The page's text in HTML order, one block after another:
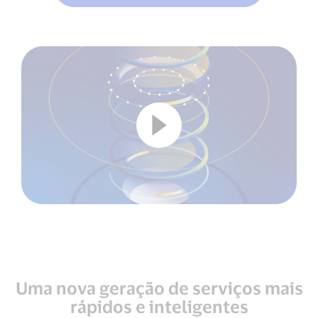
Uma nova geração de serviços mais
rápidos e inteligentes